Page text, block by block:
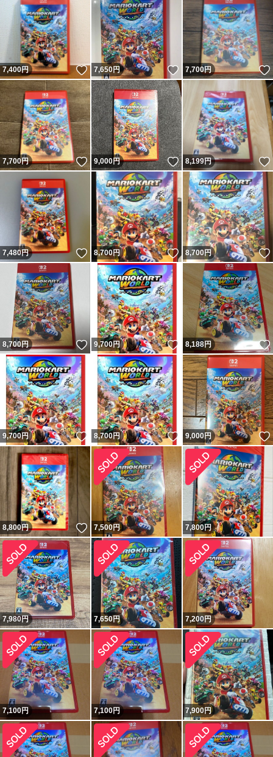
7,400円 いいね！
7,650円 いいね！
7,700円
7,700円 いいね！
9,000円 いいね！
8,199円
7,480円 いいね！
8,700円 いいね！
8,700円
8,700円 いいね！
9,700円 いいね！
8,188円
9,700円 いいね！
8,700円 いいね！
9,000円
8,800円 いいね！
7,500円 7,800円
7,980円 7,650円 7,200円
7,100円 7,100円 7,900円